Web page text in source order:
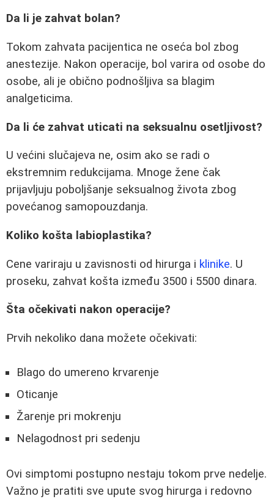
Da li je zahvat bolan?
Tokom zahvata pacijentica ne oseća bol zbog
anestezije. Nakon operacije, bol varira od osobe do
osobe, ali je obično podnošljiva sa blagim
analgeticima.
Da li će zahvat uticati na seksualnu osetljivost?
U većini slučajeva ne, osim ako se radi o
ekstremnim redukcijama. Mnoge žene čak
prijavljuju poboljšanje seksualnog života zbog
povećanog samopouzdanja.
Koliko košta labioplastika?
Cene variraju u zavisnosti od hirurga i klinike. U
proseku, zahvat košta između 3500 i 5500 dinara.
Šta očekivati nakon operacije?
Prvih nekoliko dana možete očekivati:
Blago do umereno krvarenje
Oticanje
Žarenje pri mokrenju
Nelagodnost pri sedenju
Ovi simptomi postupno nestaju tokom prve nedelje.
Važno je pratiti sve upute svog hirurga i redovno